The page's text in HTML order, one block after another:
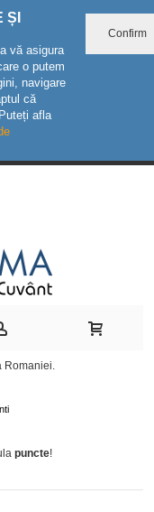
ȘI
vă asigura
o putem
navigare
că
afla
Confirm
Romaniei.
puncte!